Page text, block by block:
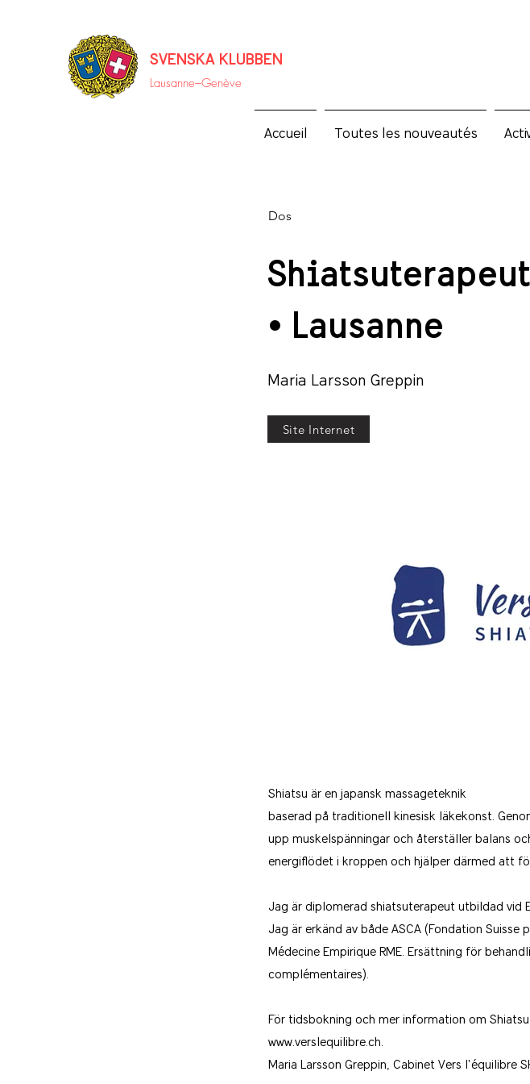
SVENSKA KLUBBEN
Lausanne–Genève
Accueil Toutes les nouveautés
Dos
& Lausanne
Maria Larsson Greppin
Site Internet
Shiatsu är en japansk massageteknik
baserad på traditionell kinesisk läkekonst.
upp muskelspänningar och återställer balans
energiflödet i kroppen och hjälper därmed att
Jag är diplomerad shiatsuterapeut utbildad vid
Jag är erkänd av både ASCA (Fondation
Médecine Empirique RME. Ersättning för
complémentaires).
För tidsbokning och mer information om
www.verslequilibre.ch.
Maria Larsson Greppin, Cabinet Vers l'équilibre